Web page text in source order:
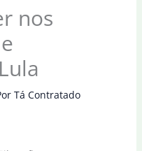
nos
Tá Contratado